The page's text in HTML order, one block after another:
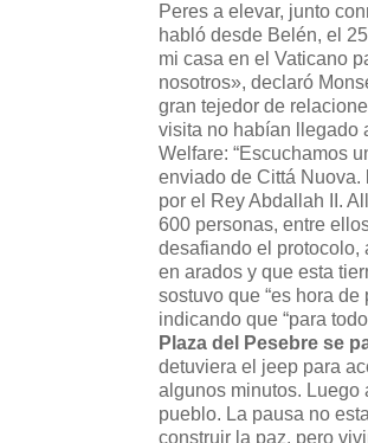
Peres a elevar, junto
habló desde Belén, el
mi casa en el Vaticano
nosotros», declaró
gran tejedor de
visita no habían llegado
Welfare: “Escuchamos
enviado de Cittá Nuova.
por el Rey Abdallah II.
600 personas, entre
desafiando el
en arados y que esta
sostuvo que “es hora
indicando que “para
Plaza del Pesebre se
detuviera el jeep para
algunos minutos. Luego
pueblo. La pausa no
construir la paz, pero